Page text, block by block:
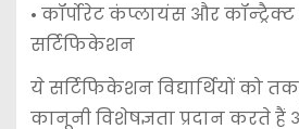
• कॉर्पोरेट कंप्लायंस और
सर्टिफिकेशन
ये सर्टिफिकेशन विद्यार्थियों को
कानूनी विशेषज्ञता प्रदान करते हैं